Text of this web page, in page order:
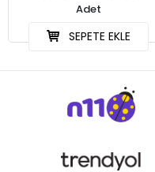
Adet
SEPETE EKLE